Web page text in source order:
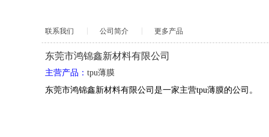
联系我们 公司简介 更多产品
东莞市鸿锦鑫新材料有限公司
主营产品： tpu薄膜
东莞市鸿锦鑫新材料有限公司是一家主营tpu薄膜的公司。